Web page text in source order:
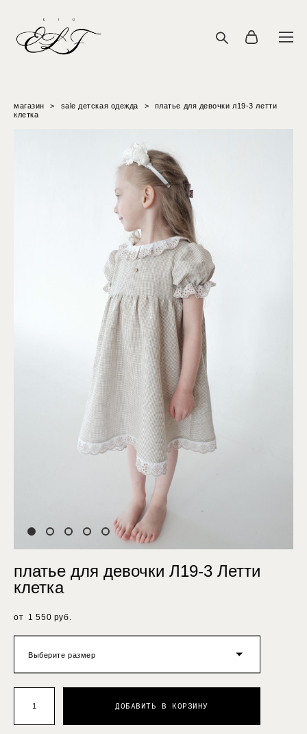
магазин > sale детская одежда >
платье для девочки л19-3 летти
клетка
платье для девочки Л19-3 Летти
клетка
от 1 550 pуб.
Выберите размер
ДОБАВИТЬ В КОРЗИНУ